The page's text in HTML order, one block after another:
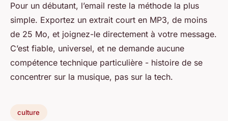
Pour un débutant, l’email reste la méthode la plus
simple. Exportez un extrait court en MP3, de moins
de 25 Mo, et joignez-le directement à votre message.
C’est fiable, universel, et ne demande aucune
compétence technique particulière - histoire de se
concentrer sur la musique, pas sur la tech.
culture